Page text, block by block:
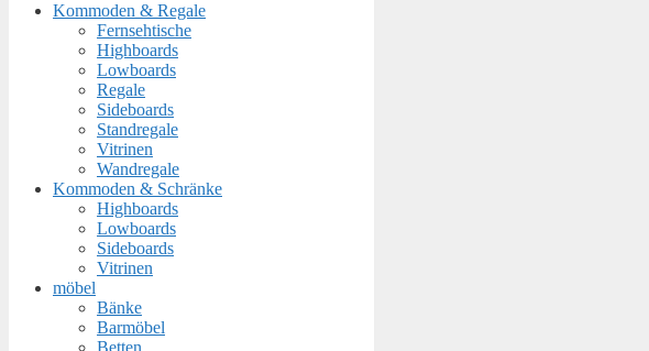
Kommoden & Regale
Fernsehtische
Highboards
Lowboards
Regale
Sideboards
Standregale
Vitrinen
Wandregale
Kommoden & Schränke
Highboards
Lowboards
Sideboards
Vitrinen
möbel
Bänke
Barmöbel
Betten